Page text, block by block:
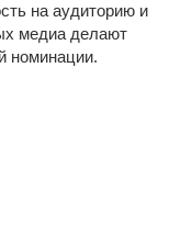
на аудиторию и
медиа делают
номинации.